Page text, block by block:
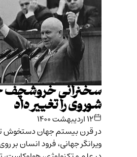
سخنرانی خروشچف
شوروی را تغییر داد
۱۲ اردیبهشت ۱۴۰۰
در قرن بیستم جهان دستخوش
ویرانگر جهانی، فرود انسان بر